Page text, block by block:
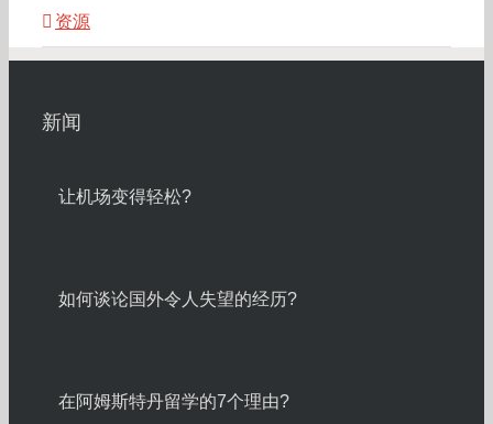
资源
新闻
让机场变得轻松?
如何谈论国外令人失望的经历?
在阿姆斯特丹留学的7个理由?